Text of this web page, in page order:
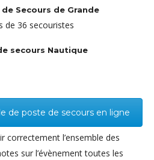
Secours de Grande
de 36 secouristes
secours Nautique
de poste de secours en ligne
correctement l’ensemble des
sur l’évènement toutes les